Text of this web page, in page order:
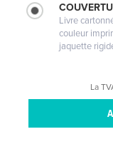
Livre
couleur
jaquette
La